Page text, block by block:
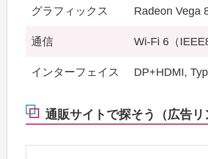
グラフィックス Radeon Vega
通信 Wi-Fi 6（
インターフェイス DP+HDMI,
通販サイトで探そう（広告リ